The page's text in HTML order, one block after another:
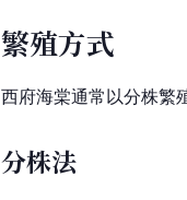
繁殖方式
西府海棠通常以分株繁
分株法